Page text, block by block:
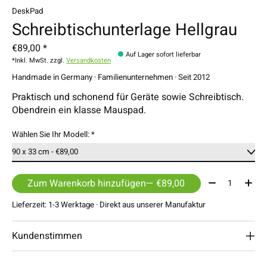
DeskPad
Schreibtischunterlage Hellgrau
€89,00 *
*Inkl. MwSt. zzgl. Versandkosten
Auf Lager sofort lieferbar
Handmade in Germany · Familienunternehmen · Seit 2012
Praktisch und schonend für Geräte sowie Schreibtisch.
Obendrein ein klasse Mauspad.
Wählen Sie Ihr Modell:*
Zum Warenkorb hinzufügen — €89,00 Menge:
Lieferzeit: 1-3 Werktage · Direkt aus unserer Manufaktur
Kundenstimmen